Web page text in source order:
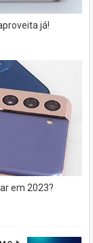
já!
em 2023?